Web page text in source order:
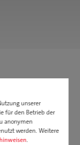
unserer
für den Betrieb der
anonymen
werden. Weitere
.
Karl Knauer –
Idee besser.